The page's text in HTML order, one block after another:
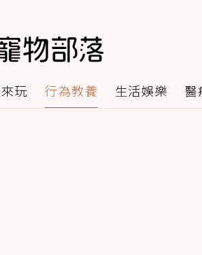
玩 行為教養 生活娛樂 醫